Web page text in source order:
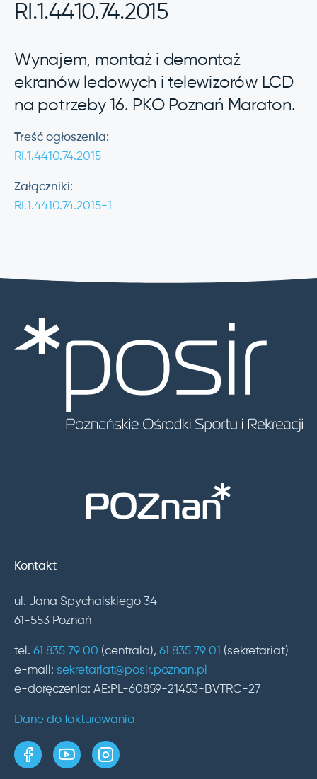
RI.1.4410.74.2015
Wynajem, montaż i demontaż
ekranów ledowych i telewizorów LCD
na potrzeby 16. PKO Poznań Maraton.
Treść ogłoszenia:
RI.1.4410.74.2015
Załączniki:
RI.1.4410.74.2015-1
Kontakt
ul. Jana Spychalskiego 34
61-553 Poznań
tel. 61 835 79 00 (centrala), 61 835 79 01 (sekretariat)
e-mail: sekretariat@posir.poznan.pl
e-doręczenia: AE:PL-60859-21453-BVTRC-27
Dane do fakturowania
strona w serwisie Facebook
kanał w serwisie YouTube
profil w serwisie Instagram